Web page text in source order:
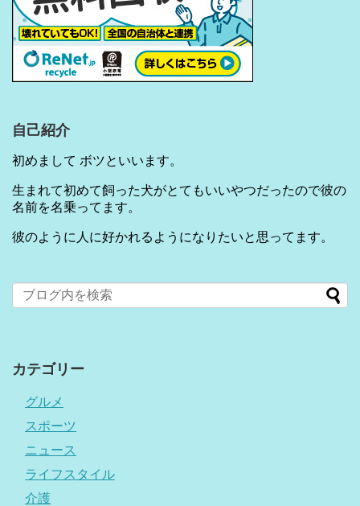
自己紹介
初めまして ボツといいます。
生まれて初めて飼った犬がとてもいいやつだったので彼の
名前を名乗ってます。
彼のように人に好かれるようになりたいと思ってます。
カテゴリー
グルメ
スポーツ
ニュース
ライフスタイル
介護